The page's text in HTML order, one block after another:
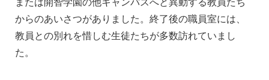
からのあいさつがありました。終了後の職員室には、
教員との別れを惜しむ生徒たちが多数訪れていまし
た。